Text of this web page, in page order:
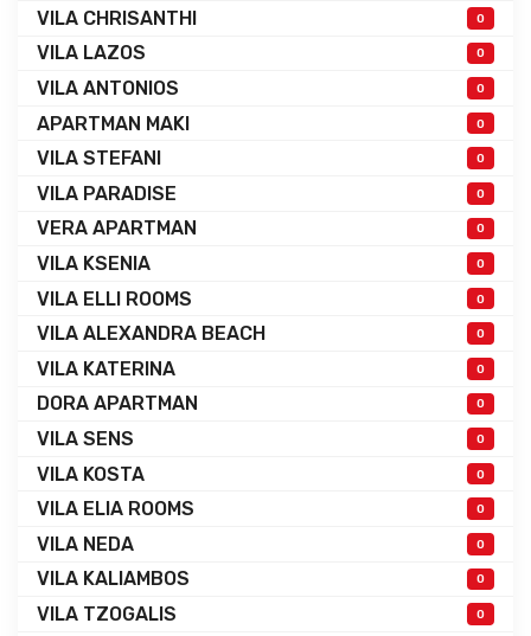
VILA CHRISANTHI 0
VILA LAZOS 0
VILA ANTONIOS 0
APARTMAN MAKI 0
VILA STEFANI 0
VILA PARADISE 0
VERA APARTMAN 0
VILA KSENIA 0
VILA ELLI ROOMS 0
VILA ALEXANDRA BEACH 0
VILA KATERINA 0
DORA APARTMAN 0
VILA SENS 0
VILA KOSTA 0
VILA ELIA ROOMS 0
VILA NEDA 0
VILA KALIAMBOS 0
VILA TZOGALIS 0